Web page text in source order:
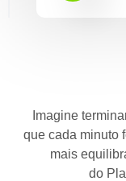
Imagine
que cada minuto
mais
do